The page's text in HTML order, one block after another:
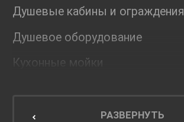
Душевые кабины и ограждения
Душевое оборудование
Кухонные мойки
Мебель для кухниРАЗВЕРНУТЬ